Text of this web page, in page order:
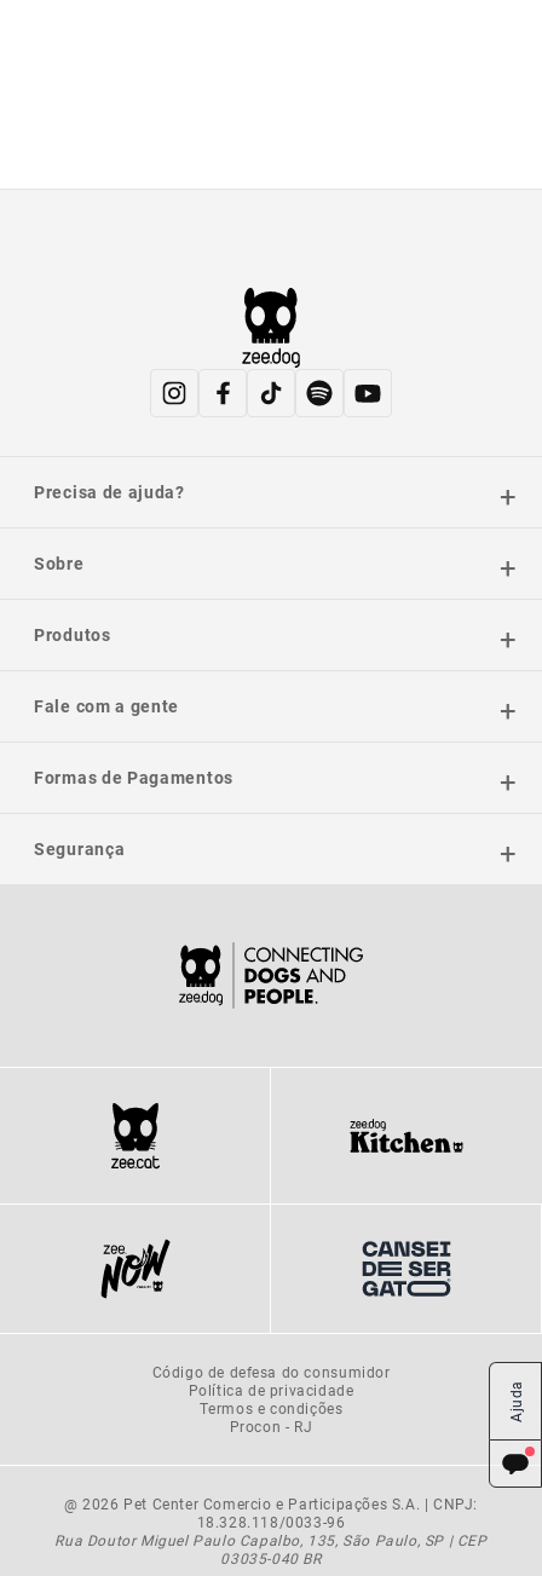
Precisa de ajuda?
Sobre
Produtos
Fale com a gente
Formas de Pagamentos
Segurança
Código de defesa do consumidor
Política de privacidade
Termos e condições
Procon - RJ
@ 2026 Pet Center Comercio e Participações S.A. | CNPJ:
18.328.118/0033-96
Rua Doutor Miguel Paulo Capalbo, 135, São Paulo, SP | CEP
03035-040 BR
Ajuda